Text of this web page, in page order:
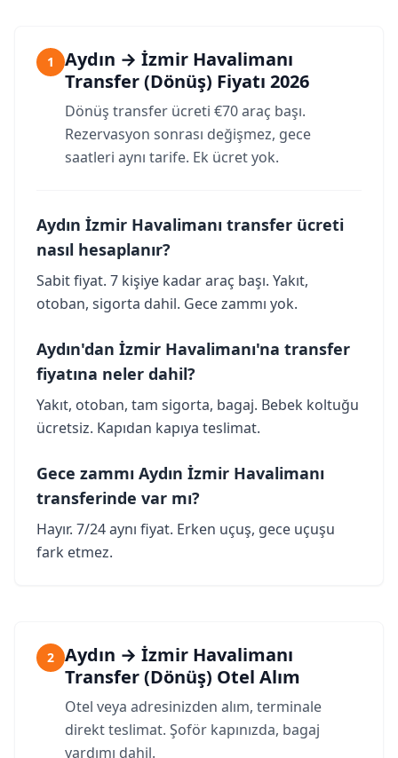
1
Aydın → İzmir Havalimanı
Transfer (Dönüş) Fiyatı 2026
Dönüş transfer ücreti €70 araç başı.
Rezervasyon sonrası değişmez, gece
saatleri aynı tarife. Ek ücret yok.
Aydın İzmir Havalimanı transfer ücreti
nasıl hesaplanır?
Sabit fiyat. 7 kişiye kadar araç başı. Yakıt,
otoban, sigorta dahil. Gece zammı yok.
Aydın'dan İzmir Havalimanı'na transfer
fiyatına neler dahil?
Yakıt, otoban, tam sigorta, bagaj. Bebek koltuğu
ücretsiz. Kapıdan kapıya teslimat.
Gece zammı Aydın İzmir Havalimanı
transferinde var mı?
Hayır. 7/24 aynı fiyat. Erken uçuş, gece uçuşu
fark etmez.
2
Aydın → İzmir Havalimanı
Transfer (Dönüş) Otel Alım
Otel veya adresinizden alım, terminale
direkt teslimat. Şoför kapınızda, bagaj
yardımı dahil.